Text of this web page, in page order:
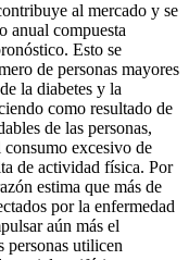
al mercado y se
anual compuesta
Esto se
de personas mayores
la diabetes y la
como resultado de
de las personas,
excesivo de
de actividad física. Por
estima que más de
por la enfermedad
aún más el
personas utilicen